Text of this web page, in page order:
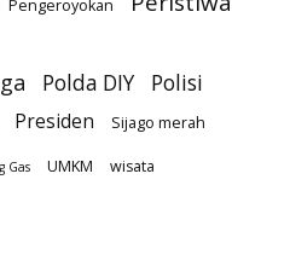
Pengeroyokan
Polda DIY
Polisi
Presiden Sijago merah
Gas UMKM wisata